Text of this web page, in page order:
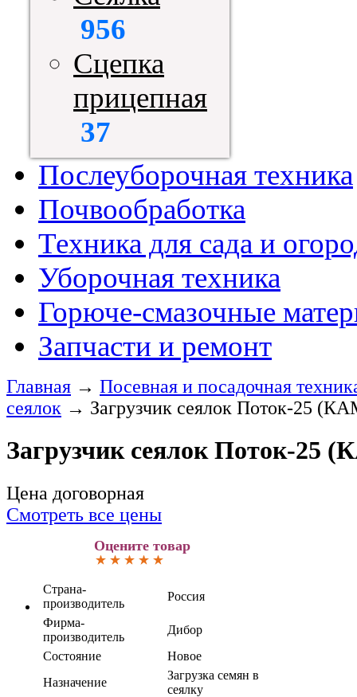
956
Сцепка
прицепная
37
Послеуборочная техника
Почвообработка
Техника для сада и
Уборочная техника
Горюче-смазочные
Запчасти и ремонт
Главная → Посевная и посадочная
сеялок → Загрузчик сеялок Поток-25
Загрузчик сеялок Поток-
Цена договорная
Смотреть все цены
Оцените товар
Страна-
производитель
Россия
Фирма-
производитель
Дибор
Состояние
Новое
Назначение
Загрузка семян в
сеялку